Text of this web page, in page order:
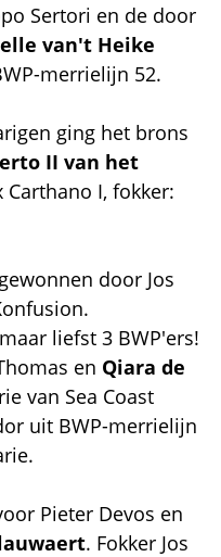
Sertori en de door
van't Heike
merrielijn 52.
ging het brons
II van het
Carthano I, fokker:
door Jos
liefst 3 BWP'ers!
en Qiara de
van Sea Coast
uit BWP-merrielijn
Pieter Devos en
. Fokker Jos